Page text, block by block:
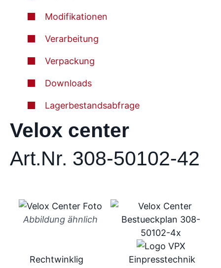
Modifikationen
Verarbeitung
Verpackung
Downloads
Lagerbestandsabfrage
Velox center
Art.Nr. 308-50102-42
Abbildung ähnlich
Rechtwinklig
Einpresstechnik